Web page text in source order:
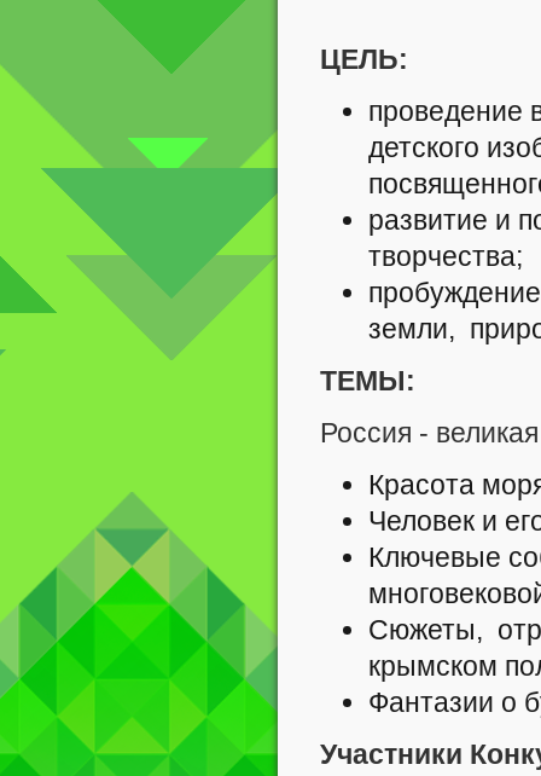
ЦЕЛЬ:
проведение
детского
развитие и
творчества;
земли,
ТЕМЫ:
Россия -
Красота
Человек и
Ключевые
Сюжеты,
крымском
Фантазии о
Участники